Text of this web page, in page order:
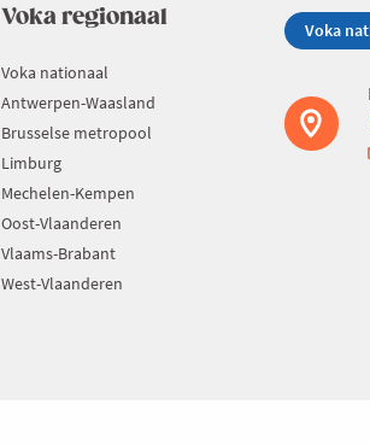
Voka regionaal
Voka nationaal
Antwerpen-Waasland
Brusselse metropool
Limburg
Mechelen-Kempen
Oost-Vlaanderen
Vlaams-Brabant
West-Vlaanderen